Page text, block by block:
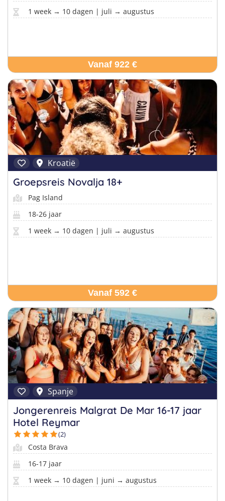
1 week → 10 dagen | juli → augustus
Vanaf 922 €
Kroatië
Groepsreis Novalja 18+
Pag Island
18-26 jaar
1 week → 10 dagen | juli → augustus
Vanaf 592 €
Spanje
Jongerenreis Malgrat De Mar 16-17 jaar
Hotel Reymar
(2)
Costa Brava
16-17 jaar
1 week → 10 dagen | juni → augustus